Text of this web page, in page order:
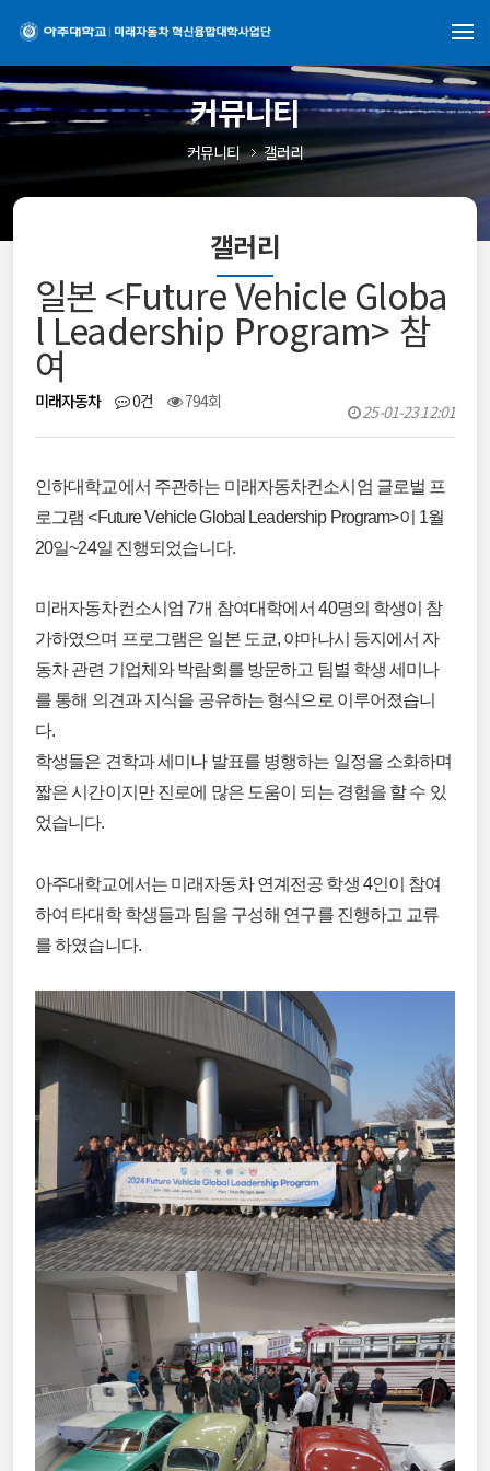
커뮤니티
커뮤니티 갤러리
갤러리
일본 <Future Vehicle Globa
l Leadership Program> 참
여
미래자동차 0건 794회 25-01-23 12:01
인하대학교에서 주관하는 미래자동차컨소시엄 글로벌 프
로그램 <Future Vehicle Global Leadership Program>이 1월
20일~24일 진행되었습니다.
미래자동차컨소시엄 7개 참여대학에서 40명의 학생이 참
가하였으며 프로그램은 일본 도쿄, 야마나시 등지에서 자
동차 관련 기업체와 박람회를 방문하고 팀별 학생 세미나
를 통해 의견과 지식을 공유하는 형식으로 이루어졌습니
다.
학생들은 견학과 세미나 발표를 병행하는 일정을 소화하며
짧은 시간이지만 진로에 많은 도움이 되는 경험을 할 수 있
었습니다.
아주대학교에서는 미래자동차 연계전공 학생 4인이 참여
하여 타대학 학생들과 팀을 구성해 연구를 진행하고 교류
를 하였습니다.